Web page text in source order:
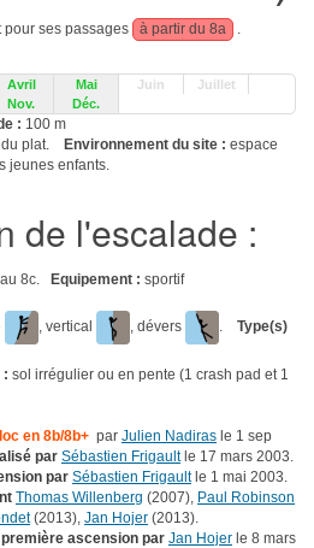
pour ses passages à partir du 8a
.
Avril Mai Juin
Juillet
Nov. Déc.
: 100 m
du plat. Environnement du site : espace
jeunes enfants.
de l'escalade :
8c. Equipement : sportif
, vertical , dévers . Type(s)
: sol irrégulier ou en pente (1 crash pad et 1
en 8b/8b+ par Julien Nadiras le 1 sep
par Sébastien Frigaultle 17 mars 2003.
par Sébastien Frigaultle 1 mai 2003.
Thomas Willenberg (2007), Paul Robinson
(2013), Jan Hojer (2013).
première ascension par Jan Hojer le 8 mars